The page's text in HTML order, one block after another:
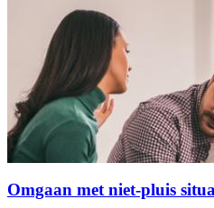
Omgaan met niet-pluis